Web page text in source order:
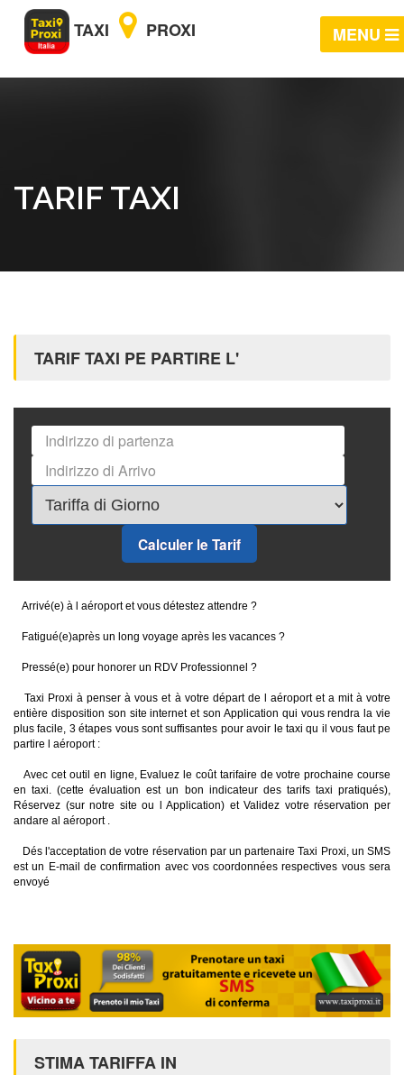
TAXI PROXI MENU
TARIF TAXI
TARIF TAXI PE PARTIRE L'
Calculer le Tarif
Arrivé(e) à l aéroport et vous détestez attendre ?
Fatigué(e)après un long voyage après les vacances ?
Pressé(e) pour honorer un RDV Professionnel ?
Taxi Proxi à penser à vous et à votre départ de l aéroport et a mit à votre
entière disposition son site internet et son Application qui vous rendra la vie
plus facile, 3 étapes vous sont suffisantes pour avoir le taxi qu il vous faut pe
partire l aéroport :
Avec cet outil en ligne, Evaluez le coût tarifaire de votre prochaine course
en taxi. (cette évaluation est un bon indicateur des tarifs taxi pratiqués),
Réservez (sur notre site ou l Application) et Validez votre réservation per
andare al aéroport .
Dés l'acceptation de votre réservation par un partenaire Taxi Proxi, un SMS
est un E-mail de confirmation avec vos coordonnées respectives vous sera
envoyé
STIMA TARIFFA IN